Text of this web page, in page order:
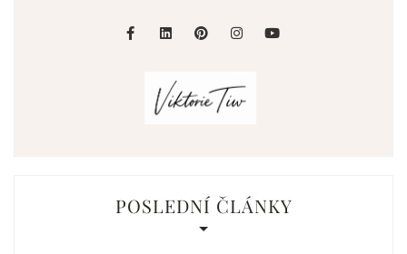
POSLEDNÍ ČLÁNKY